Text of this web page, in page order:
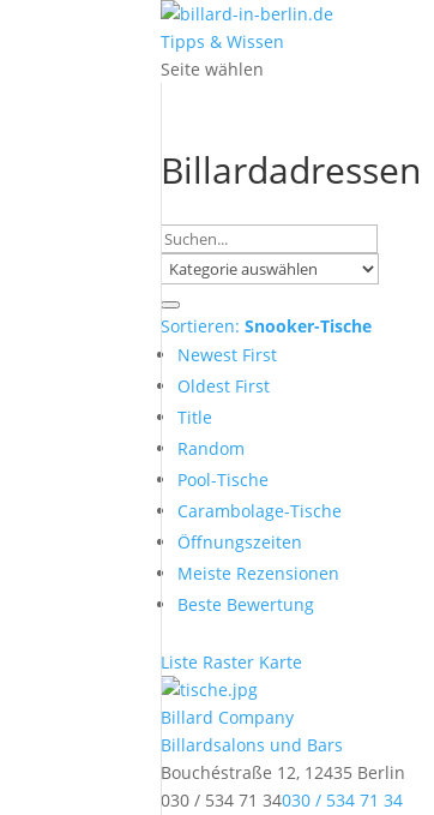
Tipps & Wissen
Seite wählen
Billardadressen
Sortieren:Snooker-Tische
Newest First
Oldest First
Title
Random
Pool-Tische
Carambolage-Tische
Öffnungszeiten
Meiste Rezensionen
Beste Bewertung
Liste Raster Karte
Billard Company
Billardsalons und Bars
Bouchéstraße 12, 12435 Berlin
030 / 534 71 34030 / 534 71 34